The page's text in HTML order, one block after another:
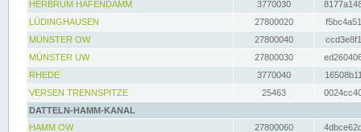
HERBRUM HAFENDAMM
3770030
LÜDINGHAUSEN
27800020
MÜNSTER OW
27800040
MÜNSTER UW
27800030
RHEDE
3770040
VERSEN TRENNSPITZE
25463
DATTELN-HAMM-KANAL
HAMM OW
27800060